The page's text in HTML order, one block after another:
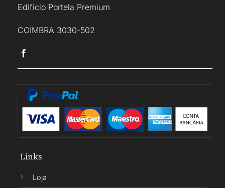
Edificio Portela Premium
COIMBRA 3030-502
Links
Loja